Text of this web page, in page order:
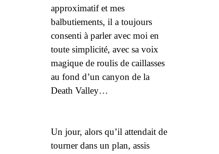
approximatif et mes
balbutiements, il a toujours
consenti à parler avec moi en
toute simplicité, avec sa voix
magique de roulis de caillasses
au fond d’un canyon de la
Death Valley…
Un jour, alors qu’il attendait de
tourner dans un plan, assis